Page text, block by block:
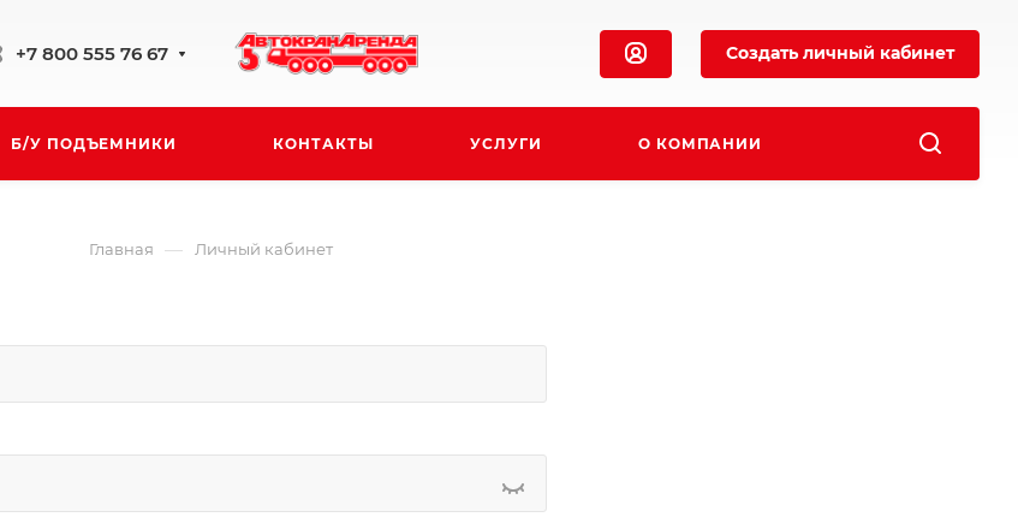
+7 800 555 76 67 Создать личный кабинет
Б/У ПОДЪЕМНИКИ КОНТАКТЫ УСЛУГИ О КОМПАНИИ
Главная — Личный кабинет